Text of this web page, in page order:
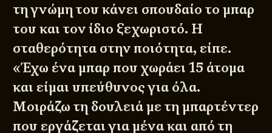
τη γνώμη του κάνει σπουδαίο το μπαρ
του και τον ίδιο ξεχωριστό. Η
σταθερότητα στην ποιότητα, είπε.
«Έχω ένα μπαρ που χωράει 15 άτομα
και είμαι υπεύθυνος για όλα.
Μοιράζω τη δουλειά με τη μπαρτέντερ
που εργάζεται για μένα και από τη